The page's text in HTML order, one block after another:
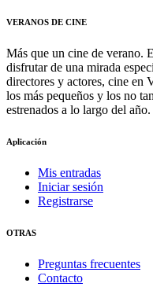
VERANOS DE CINE
Más que un cine de verano.
disfrutar de una mirada
directores y actores, cine en
los más pequeños y los no
estrenados a lo largo del
Aplicación
Mis entradas
Iniciar sesión
Registrarse
OTRAS
Preguntas frecuentes
Contacto